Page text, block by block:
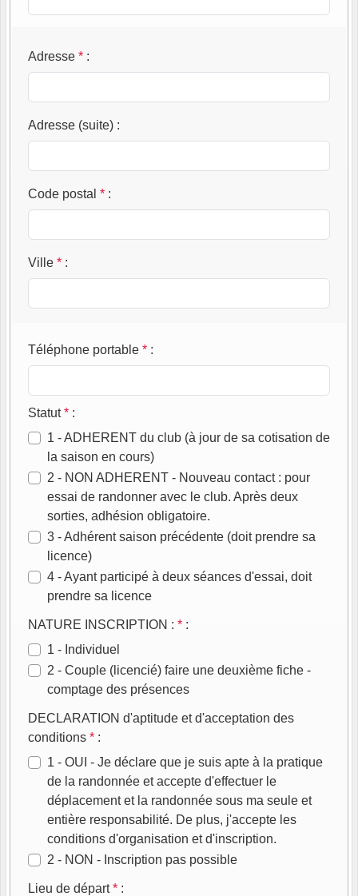
Adresse * :
Adresse (suite) :
Code postal * :
Ville * :
Téléphone portable * :
Statut* :
1 - ADHERENT du club (à jour de sa cotisation de
la saison en cours)
2 - NON ADHERENT - Nouveau contact : pour
essai de randonner avec le club. Après deux
sorties, adhésion obligatoire.
3 - Adhérent saison précédente (doit prendre sa
licence)
4 - Ayant participé à deux séances d'essai, doit
prendre sa licence
NATURE INSCRIPTION : * :
1 - Individuel
2 - Couple (licencié) faire une deuxième fiche -
comptage des présences
DECLARATION d'aptitude et d'acceptation des
conditions * :
1 - OUI - Je déclare que je suis apte à la pratique
de la randonnée et accepte d'effectuer le
déplacement et la randonnée sous ma seule et
entière responsabilité. De plus, j'accepte les
conditions d'organisation et d'inscription.
2 - NON - Inscription pas possible
Lieu de départ* :